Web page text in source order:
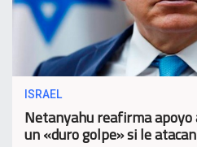
ISRAEL
Netanyahu reafirma apoyo
un «duro golpe» si le atacan